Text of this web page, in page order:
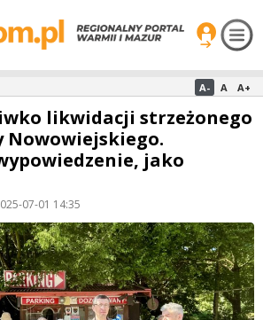
A- A A+
likwidacji strzeżonego
Nowowiejskiego.
jako
07-01 14:35